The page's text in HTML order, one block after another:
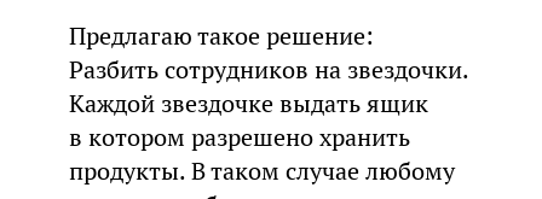
Предлагаю такое решение:
Разбить сотрудников на звездочки.
Каждой звездочке выдать ящик
в котором разрешено хранить
продукты. В таком случае любому